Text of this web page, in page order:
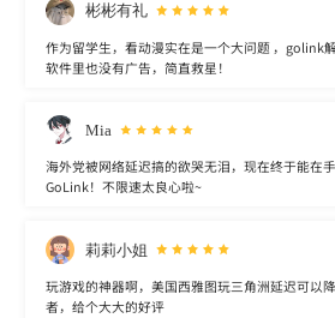
彬彬有礼
作为留学生，看动漫实在是一个大问题 ，golink
软件里也没有广告，简直救星！
Mia
海外党被网络延迟搞的欲哭无泪，现在终于能在
GoLink！不限速太良心啦~
莉莉小姐
玩游戏的神器啊，美国西雅图玩三角洲延迟可以
者，给个大大的好评